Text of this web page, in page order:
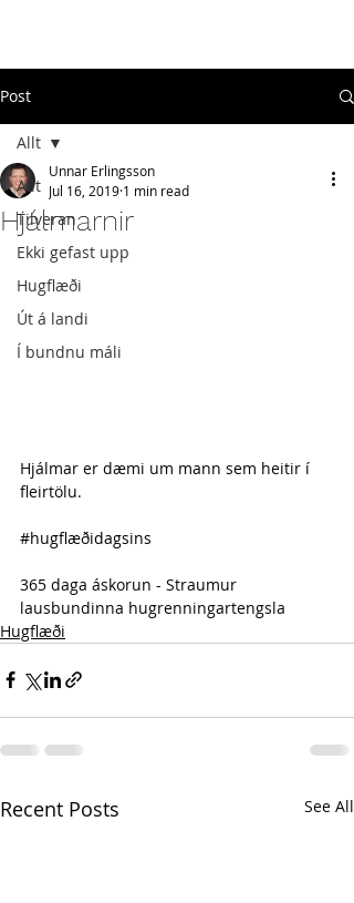
Post
Allt
Tilveran
Ekki gefast upp
Hugflæði
Út á landi
Í bundnu máli
Allt
Hjálmarnir
Unnar Erlingsson
Jul 16, 2019 1 min read
Hjálmar er dæmi um mann sem heitir í
fleirtölu.
#hugflæðidagsins
365 daga áskorun - Straumur
lausbundinna hugrenningartengsla
Hugflæði
Recent Posts See All